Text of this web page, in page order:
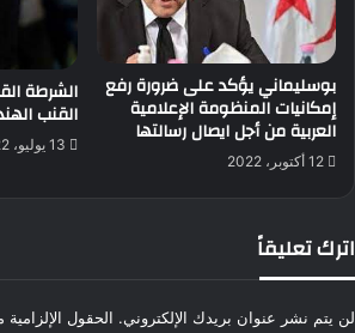
بوسليماني يؤكد على ضرورة رفع
إمكانيات المنظومة الإعلامية
العربية من أجل ايصال رسالتها
12 أكتوبر، 2022
القنب
13 يوليو، 2022
اترك تعليقاً
لن يتم نشر عنوان بريدك الإلكتروني. الحقول الإلزامية